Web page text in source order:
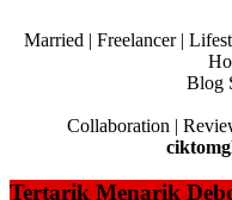
Married | Freelancer |
Blog
Collaboration |
Tertarik Menarik